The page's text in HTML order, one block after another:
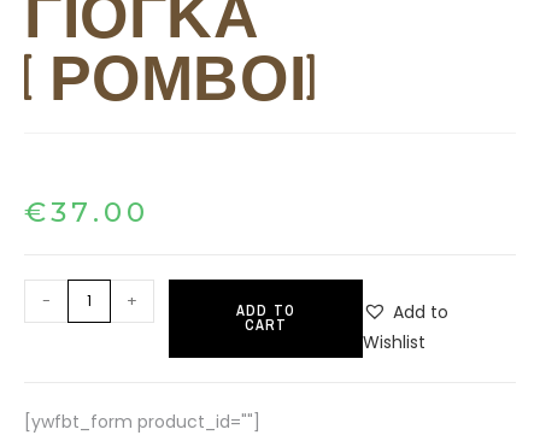
[ΡΟΜΒΟΙ]
€37.00
- + ADD TO
CART
Add to
Wishlist
[ywfbt_form product_id=""]